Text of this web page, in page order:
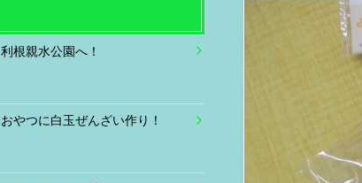
利根親水公園へ！
おやつに白玉ぜんざい作り！